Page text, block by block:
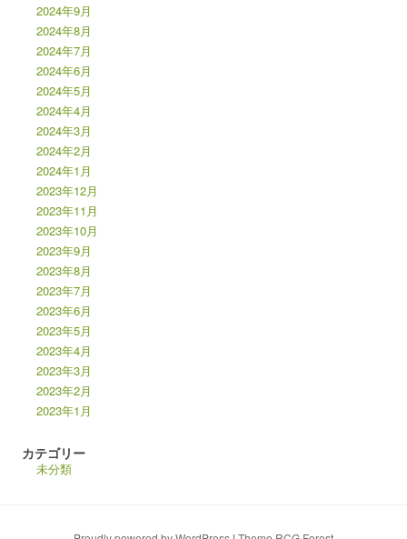
2024年9月
2024年8月
2024年7月
2024年6月
2024年5月
2024年4月
2024年3月
2024年2月
2024年1月
2023年12月
2023年11月
2023年10月
2023年9月
2023年8月
2023年7月
2023年6月
2023年5月
2023年4月
2023年3月
2023年2月
2023年1月
カテゴリー
未分類